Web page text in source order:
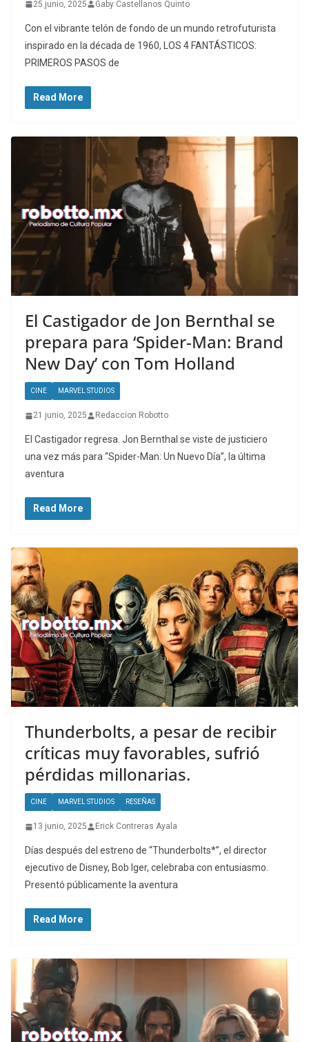
25 junio, 2025 Gaby Castellanos Quinto
Con el vibrante telón de fondo de un mundo retrofuturista
inspirado en la década de 1960, LOS 4 FANTÁSTICOS:
PRIMEROS PASOS de
Read More
El Castigador de Jon Bernthal se
prepara para ‘Spider-Man: Brand
New Day’ con Tom Holland
CINE MARVEL STUDIOS
21 junio, 2025 Redaccion Robotto
El Castigador regresa. Jon Bernthal se viste de justiciero
una vez más para “Spider-Man: Un Nuevo Día”, la última
aventura
Read More
Thunderbolts, a pesar de recibir
críticas muy favorables, sufrió
pérdidas millonarias.
CINE MARVEL STUDIOS RESEÑAS
13 junio, 2025 Erick Contreras Ayala
Días después del estreno de “Thunderbolts*”, el director
ejecutivo de Disney, Bob Iger, celebraba con entusiasmo.
Presentó públicamente la aventura
Read More